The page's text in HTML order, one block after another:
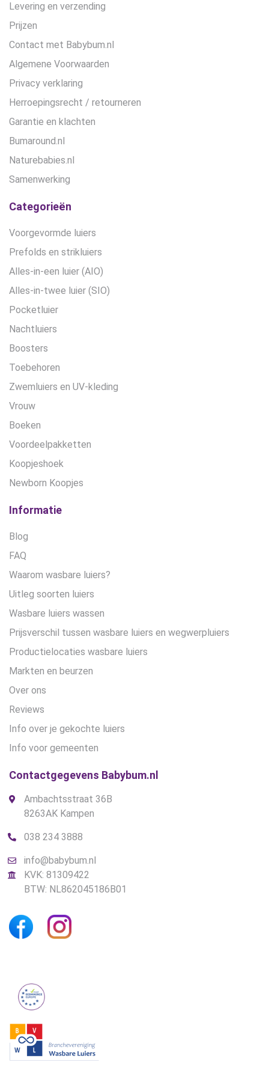
Levering en verzending
Prijzen
Contact met Babybum.nl
Algemene Voorwaarden
Privacy verklaring
Herroepingsrecht / retourneren
Garantie en klachten
Bumaround.nl
Naturebabies.nl
Samenwerking
Categorieën
Voorgevormde luiers
Prefolds en strikluiers
Alles-in-een luier (AIO)
Alles-in-twee luier (SIO)
Pocketluier
Nachtluiers
Boosters
Toebehoren
Zwemluiers en UV-kleding
Vrouw
Boeken
Voordeelpakketten
Koopjeshoek
Newborn Koopjes
Informatie
Blog
FAQ
Waarom wasbare luiers?
Uitleg soorten luiers
Wasbare luiers wassen
Prijsverschil tussen wasbare luiers en wegwerpluiers
Productielocaties wasbare luiers
Markten en beurzen
Over ons
Reviews
Info over je gekochte luiers
Info voor gemeenten
Contactgegevens Babybum.nl
Ambachtsstraat 36B
8263AK Kampen
038 234 3888
info@babybum.nl
KVK: 81309422
BTW: NL862045186B01